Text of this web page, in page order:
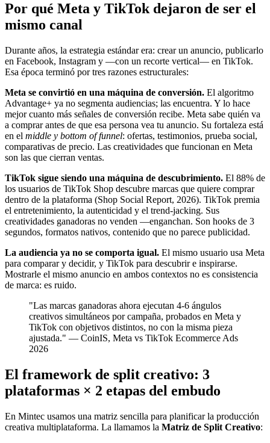
Por qué Meta y TikTok dejaron de ser el
mismo canal
Durante años, la estrategia estándar era: crear un anuncio, publicarlo
en Facebook, Instagram y —con un recorte vertical— en TikTok.
Esa época terminó por tres razones estructurales:
Meta se convirtió en una máquina de conversión. El algoritmo
Advantage+ ya no segmenta audiencias; las encuentra. Y lo hace
mejor cuanto más señales de conversión recibe. Meta sabe quién va
a comprar antes de que esa persona vea tu anuncio. Su fortaleza está
en el middle y bottom of funnel: ofertas, testimonios, prueba social,
comparativas de precio. Las creatividades que funcionan en Meta
son las que cierran ventas.
TikTok sigue siendo una máquina de descubrimiento. El 88% de
los usuarios de TikTok Shop descubre marcas que quiere comprar
dentro de la plataforma (Shop Social Report, 2026). TikTok premia
el entretenimiento, la autenticidad y el trend-jacking. Sus
creatividades ganadoras no venden —enganchan. Son hooks de 3
segundos, formatos nativos, contenido que no parece publicidad.
La audiencia ya no se comporta igual. El mismo usuario usa Meta
para comparar y decidir, y TikTok para descubrir e inspirarse.
Mostrarle el mismo anuncio en ambos contextos no es consistencia
de marca: es ruido.
"Las marcas ganadoras ahora ejecutan 4-6 ángulos
creativos simultáneos por campaña, probados en Meta y
TikTok con objetivos distintos, no con la misma pieza
ajustada." — CoinIS, Meta vs TikTok Ecommerce Ads
2026
El framework de split creativo: 3
plataformas × 2 etapas del embudo
En Mintec usamos una matriz sencilla para planificar la producción
creativa multiplataforma. La llamamos la Matriz de Split Creativo: